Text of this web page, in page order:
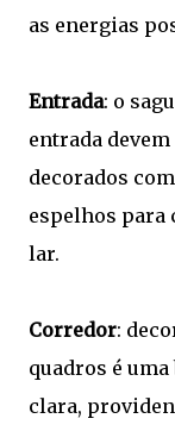
as energias
Entrada: o
entrada
decorados
espelhos para
lar.
Corredor:
quadros é
clara,